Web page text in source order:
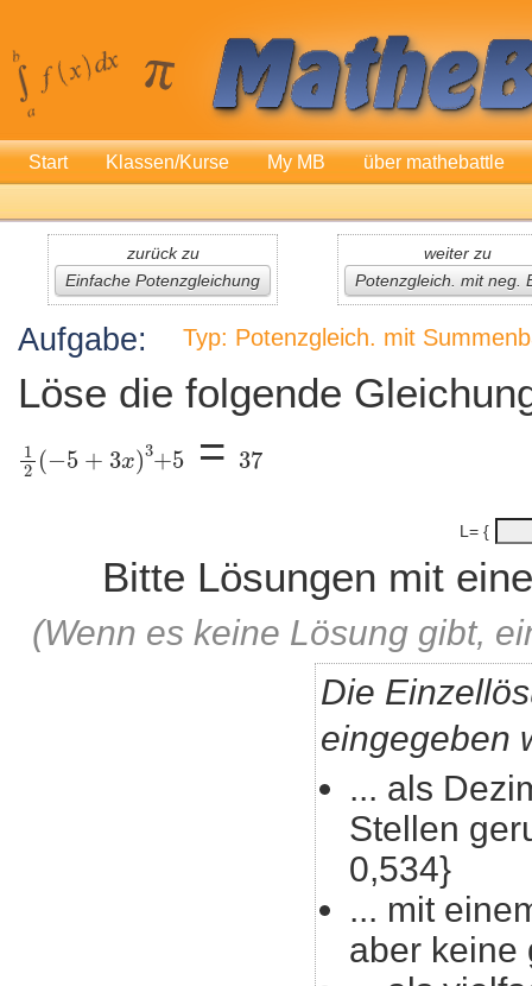
Start Klassen/Kurse My MB über mathebattle
zurück zu
Einfache Potenzgleichung
weiter zu
Potenzgleich. mit neg.
Aufgabe: Typ: Potenzgleich. mit
Löse die folgende
=
L= {
Bitte Lösungen mit
(Wenn es keine Lösung gibt,
Die
eingegeben
... als
Stellen
0,534}
... mit
aber keine